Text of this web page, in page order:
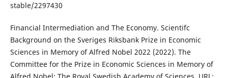
stable/2297430
Financial Intermediation and The Economy. Scientifc
Background on the Sveriges Riksbank Prize in Economic
Sciences in Memory of Alfred Nobel 2022 (2022). The
Committee for the Prize in Economic Sciences in Memory of